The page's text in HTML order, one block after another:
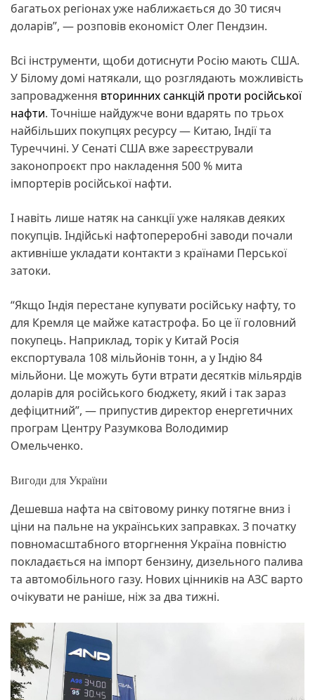
багатьох регіонах уже наближається до 30 тисяч
доларів”, — розповів економіст Олег Пендзин.
Всі інструменти, щоби дотиснути Росію мають США.
У Білому домі натякали, що розглядають можливість
запровадження вторинних санкцій проти російської
нафти. Точніше найдужче вони вдарять по трьох
найбільших покупцях ресурсу — Китаю, Індії та
Туреччині. У Сенаті США вже зареєстрували
законопроєкт про накладення 500 % мита
імпортерів російської нафти.
І навіть лише натяк на санкції уже налякав деяких
покупців. Індійські нафтопереробні заводи почали
активніше укладати контакти з країнами Перської
затоки.
“Якщо Індія перестане купувати російську нафту, то
для Кремля це майже катастрофа. Бо це її головний
покупець. Наприклад, торік у Китай Росія
експортувала 108 мільйонів тонн, а у Індію 84
мільйони. Це можуть бути втрати десятків мільярдів
доларів для російського бюджету, який і так зараз
дефіцитний”, — припустив директор енергетичних
програм Центру Разумкова Володимир
Омельченко.
Вигоди для України
Дешевша нафта на світовому ринку потягне вниз і
ціни на пальне на українських заправках. З початку
повномасштабного вторгнення Україна повністю
покладається на імпорт бензину, дизельного палива
та автомобільного газу. Нових цінників на АЗС варто
очікувати не раніше, ніж за два тижні.